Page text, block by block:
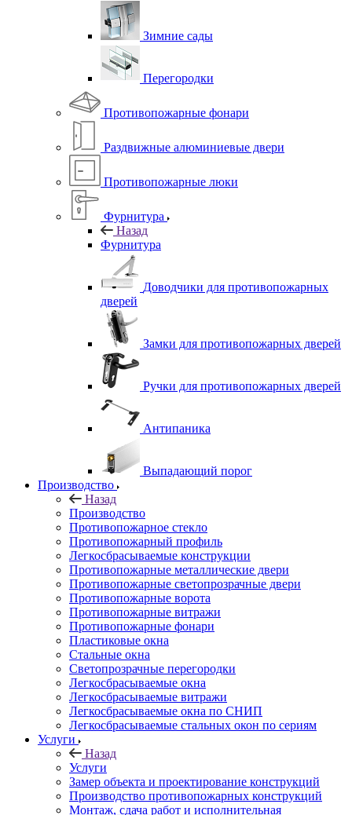
Зимние сады
Перегородки
Противопожарные фонари
Раздвижные алюминиевые двери
Противопожарные люки
Фурнитура
Назад
Фурнитура
Доводчики для противопожарных
дверей
Замки для противопожарных дверей
Ручки для противопожарных дверей
Антипаника
Выпадающий порог
Производство
Назад
Производство
Противопожарное стекло
Противопожарный профиль
Легкосбрасываемые конструкции
Противопожарные металлические двери
Противопожарные светопрозрачные двери
Противопожарные ворота
Противопожарные витражи
Противопожарные фонари
Пластиковые окна
Стальные окна
Светопрозрачные перегородки
Легкосбрасываемые окна
Легкосбрасываемые витражи
Легкосбрасываемые окна по СНИП
Легкосбрасываемые стальных окон по сериям
Услуги
Назад
Услуги
Замер объекта и проектирование конструкций
Производство противопожарных конструкций
Монтаж, сдача работ и исполнительная